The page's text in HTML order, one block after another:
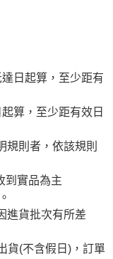
日起算，至少距有
算，至少距有效日
規則者，依該規則
到實品為主
進貨批次有所差
貨(不含假日)，訂單